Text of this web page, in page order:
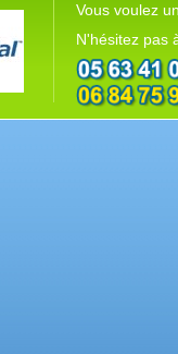
Vous voulez
N'hésitez pas